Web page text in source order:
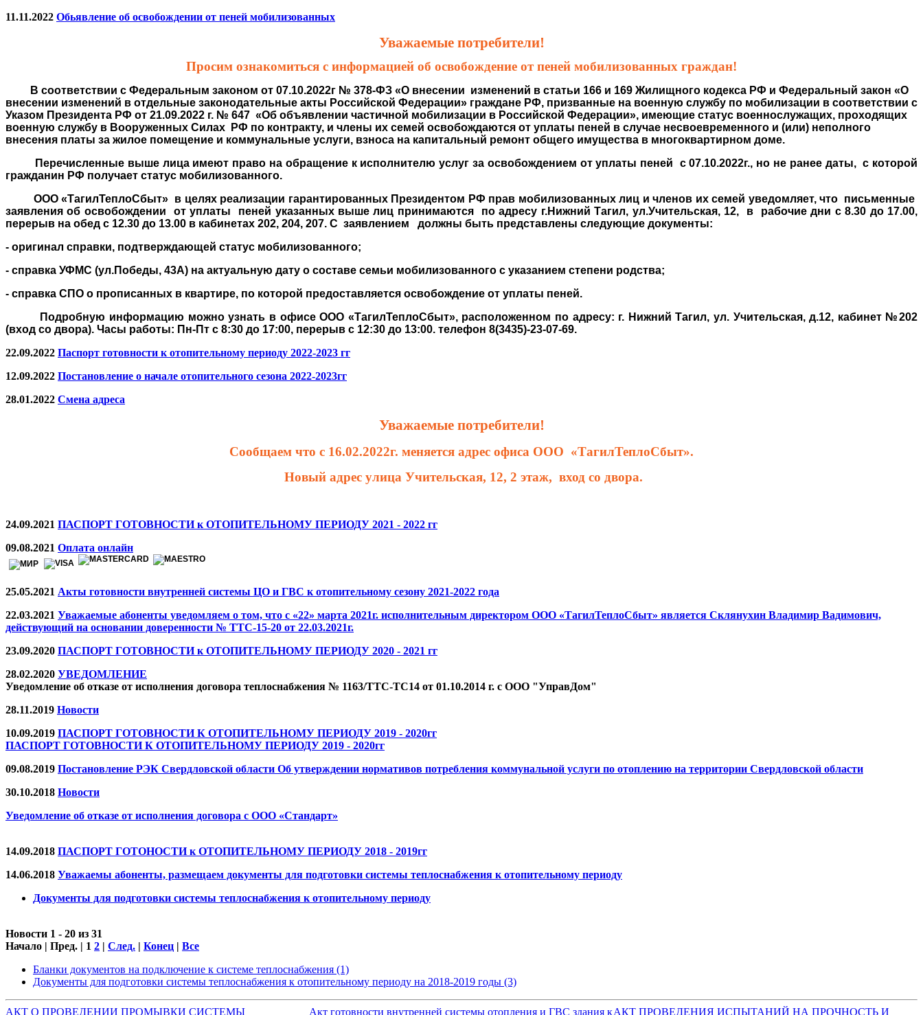
11.11.2022 Обьявление об освобождении от пеней мобилизованных
Уважаемые потребители!
Просим ознакомиться с информацией об освобождение от пеней мобилизованных граждан!
В соответствии с Федеральным законом от 07.10.2022г № 378-ФЗ «О внесении изменений в статьи 166 и 169 Жилищного кодекса РФ и Федеральный закон «О
внесении изменений в отдельные законодательные акты Российской Федерации» граждане РФ, призванные на военную службу по мобилизации в соответствии с
Указом Президента РФ от 21.09.2022 г. № 647 «Об объявлении частичной мобилизации в Российской Федерации», имеющие статус военнослужащих, проходящих
военную службу в Вооруженных Силах РФ по контракту, и члены их семей освобождаются от уплаты пеней в случае несвоевременного и (или) неполного
внесения платы за жилое помещение и коммунальные услуги, взноса на капитальный ремонт общего имущества в многоквартирном доме.
Перечисленные выше лица имеют право на обращение к исполнителю услуг за освобождением от уплаты пеней с 07.10.2022г., но не ранее даты, с которой
гражданин РФ получает статус мобилизованного.
ООО «ТагилТеплоСбыт» в целях реализации гарантированных Президентом РФ прав мобилизованных лиц и членов их семей уведомляет, что письменные
заявления об освобождении от уплаты пеней указанных выше лиц принимаются по адресу г.Нижний Тагил, ул.Учительская, 12, в рабочие дни с 8.30 до 17.00,
перерыв на обед с 12.30 до 13.00 в кабинетах 202, 204, 207. С заявлением должны быть представлены следующие документы:
- оригинал справки, подтверждающей статус мобилизованного;
- справка УФМС (ул.Победы, 43А) на актуальную дату о составе семьи мобилизованного с указанием степени родства;
- справка СПО о прописанных в квартире, по которой предоставляется освобождение от уплаты пеней.
Подробную информацию можно узнать в офисе ООО «ТагилТеплоСбыт», расположенном по адресу: г. Нижний Тагил, ул. Учительская, д.12, кабинет №202
(вход со двора). Часы работы: Пн-Пт с 8:30 до 17:00, перерыв с 12:30 до 13:00. телефон 8(3435)-23-07-69.
22.09.2022 Паспорт готовности к отопительному периоду 2022-2023 гг
12.09.2022 Постановление о начале отопительного сезона 2022-2023гг
28.01.2022 Смена адреса
Уважаемые потребители!
Сообщаем что с 16.02.2022г. меняется адрес офиса ООО «ТагилТеплоСбыт».
Новый адрес улица Учительская, 12, 2 этаж, вход со двора.
24.09.2021 ПАСПОРТ ГОТОВНОСТИ к ОТОПИТЕЛЬНОМУ ПЕРИОДУ 2021 - 2022 гг
09.08.2021 Оплата онлайн
25.05.2021 Акты готовности внутренней системы ЦО и ГВС к отопительному сезону 2021-2022 года
22.03.2021 Уважаемые абоненты уведомляем о том, что с «22» марта 2021г. исполнительным директором ООО «ТагилТеплоСбыт» является Склянухин Владимир Вадимович,
действующий на основании доверенности № ТТС-15-20 от 22.03.2021г.
23.09.2020 ПАСПОРТ ГОТОВНОСТИ к ОТОПИТЕЛЬНОМУ ПЕРИОДУ 2020 - 2021 гг
28.02.2020 УВЕДОМЛЕНИЕ
Уведомление об отказе от исполнения договора теплоснабжения № 1163/ТТС-ТС14 от 01.10.2014 г. с ООО "УправДом"
28.11.2019 Новости
10.09.2019 ПАСПОРТ ГОТОВНОСТИ К ОТОПИТЕЛЬНОМУ ПЕРИОДУ 2019 - 2020гг
ПАСПОРТ ГОТОВНОСТИ К ОТОПИТЕЛЬНОМУ ПЕРИОДУ 2019 - 2020гг
09.08.2019 Постановление РЭК Свердловской области Об утверждении нормативов потребления коммунальной услуги по отоплению на территории Свердловской области
30.10.2018 Новости
Уведомление об отказе от исполнения договора с ООО «Стандарт»
14.09.2018 ПАСПОРТ ГОТОНОСТИ к ОТОПИТЕЛЬНОМУ ПЕРИОДУ 2018 - 2019гг
14.06.2018 Уважаемы абоненты, размещаем документы для подготовки системы теплоснабжения к отопительному периоду
Документы для подготовки системы теплоснабжения к отопительному периоду
Новости 1 - 20 из 31
Начало | Пред. | 1 2 | След. | Конец | Все
Бланки документов на подключение к системе теплоснабжения (1)
Документы для подготовки системы теплоснабжения к отопительному периоду на 2018-2019 годы (3)
АКТ О ПРОВЕДЕНИИ ПРОМЫВКИ СИСТЕМЫ
Акт готовности внутренней системы отопления и ГВС здания кАКТ ПРОВЕДЕНИЯ ИСПЫТАНИЙ НА ПРОЧНОСТЬ И